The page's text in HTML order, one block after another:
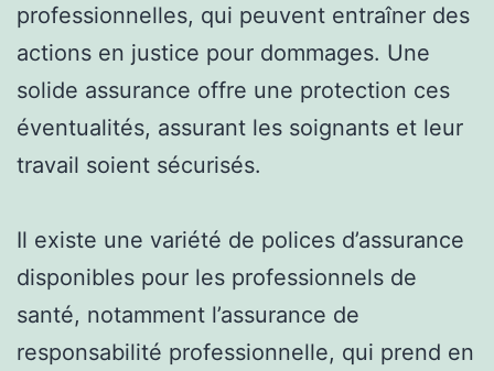
professionnelles, qui peuvent entraîner des
actions en justice pour dommages. Une
solide assurance offre une protection ces
éventualités, assurant les soignants et leur
travail soient sécurisés.
Il existe une variété de polices d’assurance
disponibles pour les professionnels de
santé, notamment l’assurance de
responsabilité professionnelle, qui prend en